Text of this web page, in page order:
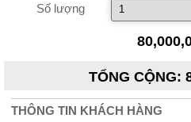
Số lượng
TỔNG CỘNG:
THÔNG TIN KHÁCH HÀNG